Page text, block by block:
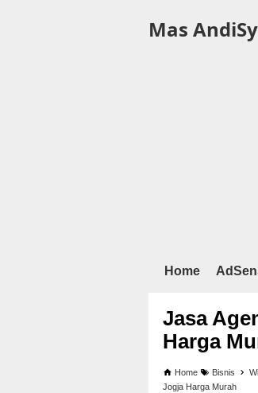
Mas
Home
Jasa
Harga
Home Bisnis
Jogja Harga Murah